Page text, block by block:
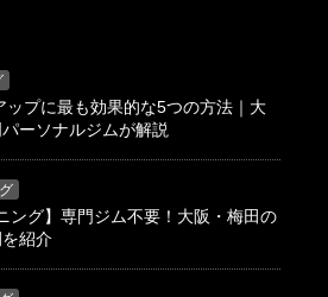
ップに最も効果的な5つの方法｜大
ーソナルジムが解説
ング】専門ジム不要！大阪・梅田の
紹介